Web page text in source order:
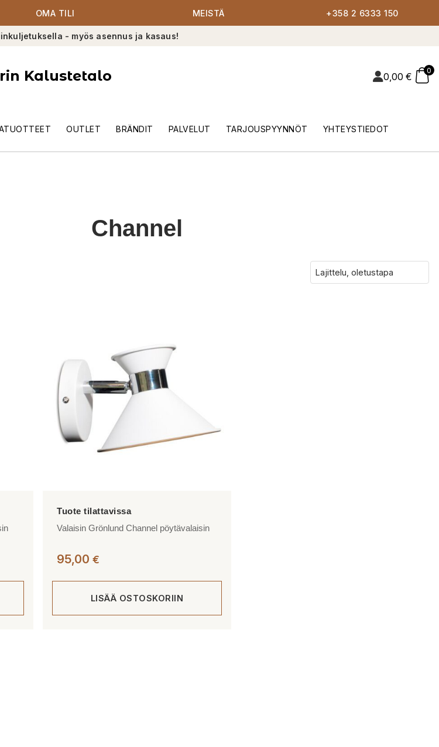
OMA TILI MEISTÄ +358 2 6333 150
- myös asennus ja kasaus!
Kalustetalo 0,00 €
0
OUTLET BRÄNDIT PALVELUT TARJOUSPYYNNÖT YHTEYSTIEDOT
Channel
Valaisin Grönlund Channel pöytävalaisin
95,00 €
LISÄÄ OSTOSKORIIN